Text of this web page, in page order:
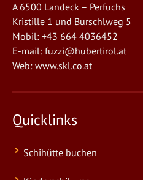
A 6500 Landeck – Perfuchs
Kristille 1 und Burschlweg 5
Mobil: +43 664 4036452
E-mail: fuzzi@hubertirol.at
Web: www.skl.co.at
Quicklinks
Schihütte buchen